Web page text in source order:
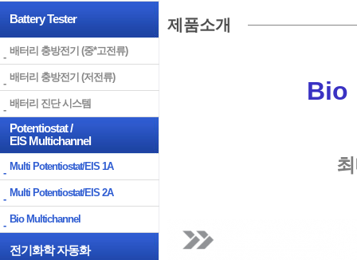
Battery Tester
배터리 충방전기 (중*고전류)
배터리 충방전기 (저전류)
배터리 진단 시스템
Potentiostat /
EIS Multichannel
Multi Potentiostat/EIS 1A
Multi Potentiostat/EIS 2A
Bio Multichannel
전기화학 자동화
제품소개
Bio